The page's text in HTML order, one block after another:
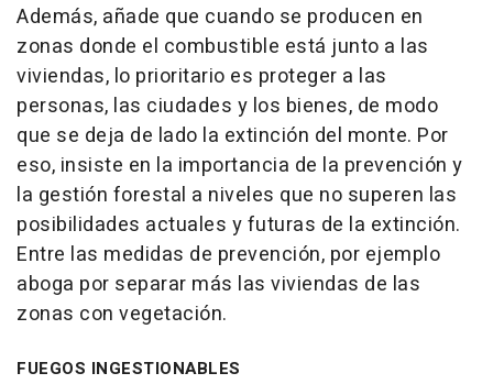
Además, añade que cuando se producen en
zonas donde el combustible está junto a las
viviendas, lo prioritario es proteger a las
personas, las ciudades y los bienes, de modo
que se deja de lado la extinción del monte. Por
eso, insiste en la importancia de la prevención y
la gestión forestal a niveles que no superen las
posibilidades actuales y futuras de la extinción.
Entre las medidas de prevención, por ejemplo
aboga por separar más las viviendas de las
zonas con vegetación.
FUEGOS INGESTIONABLES